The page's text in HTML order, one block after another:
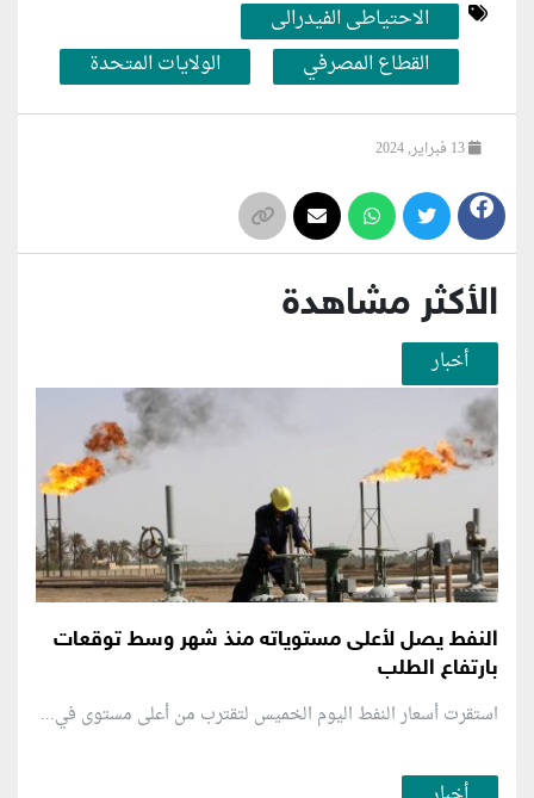
الاحتياطى الفيدرالى
القطاع المصرفي
الولايات المتحدة
الأكثر مشاهدة
أخبار
النفط يصل لأعلى مستوياته منذ شهر وسط توقعات
بارتفاع الطلب
استقرت أسعار النفط اليوم الخميس لتقترب من أعلى مستوى في...